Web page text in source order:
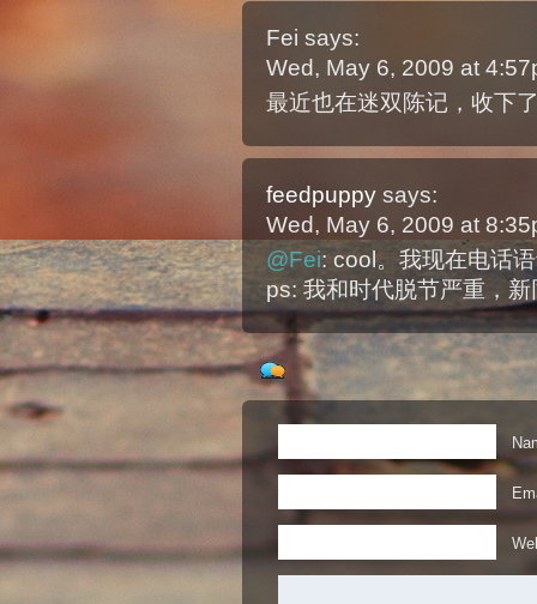
Fei says:
Wed, May 6, 2009 at
最近也在迷双陈记，收下
feedpuppy says:
Wed, May 6, 2009 at
@Fei: cool。我现在电话
ps: 我和时代脱节严重，